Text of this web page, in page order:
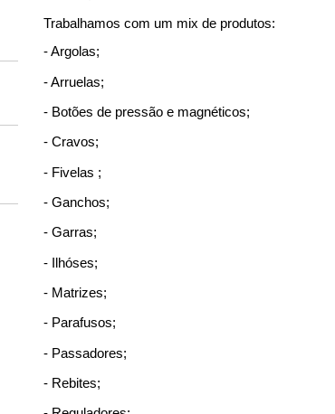
Trabalhamos com um mix de produtos:
- Argolas;
- Arruelas;
- Botões de pressão e magnéticos;
- Cravos;
- Fivelas ;
- Ganchos;
- Garras;
- Ilhóses;
- Matrizes;
- Parafusos;
- Passadores;
- Rebites;